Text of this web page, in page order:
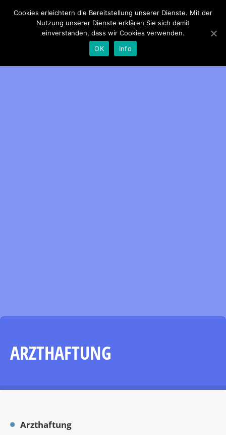
Patientenrechte
ARZTHAFTUNG
Arzthaftung
Cookies erleichtern die Bereitstellung unserer Dienste. Mit der
Nutzung unserer Dienste erklären Sie sich damit
einverstanden, dass wir Cookies verwenden.
OK
Info